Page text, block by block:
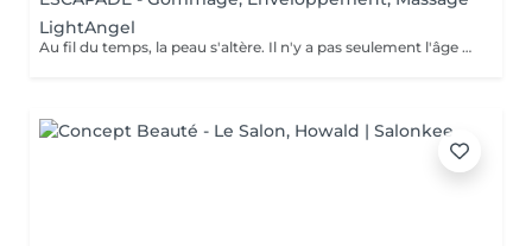
LightAngel
Au fil du temps, la peau s'altère. Il n'y a pas seulement l'âge mais aussi le tabac, l'alcool ou encore le soleil qui participent au vieillissement de la peau. Créé pour le traitement d'esthétique facial, le Light Angel est un appareil qui fait usage de la technique de photomodulation traitement par LED combiné à un cosmétique. Est utilisé pour de nombreux traitements tels que le ° Raffermissement cutané, ° L'anti-âge, les rides et lignes d'expressions ° Traitement de pigmentation, l'hydratation cutanée ° Répare l'acné, ° Le blanchiment dentaire. L'absorption de la lumière par la mélanine permet une reconstruction dermo-épidermique. Permet également de combler vos rides, de faire disparaitre vos rougeurs ou vos vergetures, de rendre vos dents plus blanches ou d'accélérer la repousse de vos cheveux. La séance entre 30 et 90 min. La zone à traiter est nettoyée puis soumise au programme adapté. On y applique ensuite un masque de gel avant l'exposition à la lumière.